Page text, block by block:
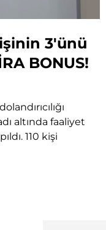
3'ünü
BONUS!
altında faaliyet
110 kişi